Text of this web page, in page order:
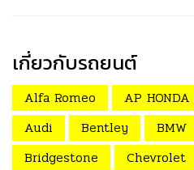
เกี่ยวกับรถยนต์
Alfa Romeo AP HONDA
Audi
Bentley BMW
Bridgestone
Chevrolet